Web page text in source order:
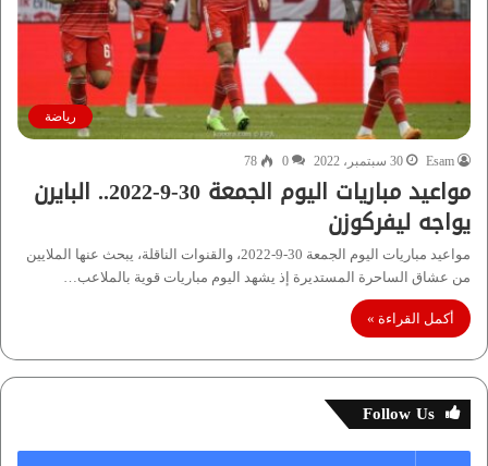
رياضة
Esam 30 سبتمبر، 2022 0
78
مواعيد مباريات اليوم الجمعة 30-9-2022.. البايرن
يواجه ليفركوزن
مواعيد مباريات اليوم الجمعة 30-9-2022، والقنوات الناقلة، يبحث عنها الملايين
من عشاق الساحرة المستديرة إذ يشهد اليوم مباريات قوية بالملاعب…
أكمل القراءة »
Follow Us